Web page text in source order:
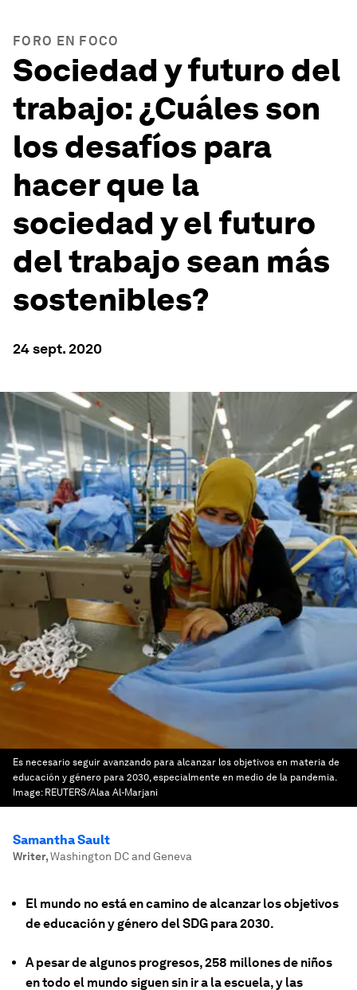
FORO EN FOCO
Sociedad y futuro del
trabajo: ¿Cuáles son
los desafíos para
hacer que la
sociedad y el futuro
del trabajo sean más
sostenibles?
24 sept. 2020
Es necesario seguir avanzando para alcanzar los objetivos en materia de
educación y género para 2030, especialmente en medio de la pandemia.
Image: REUTERS/Alaa Al-Marjani
Samantha Sault
Writer,Washington DC and Geneva
El mundo no está en camino de alcanzar los objetivos
de educación y género del SDG para 2030.
A pesar de algunos progresos, 258 millones de niños
en todo el mundo siguen sin ir a la escuela, y las